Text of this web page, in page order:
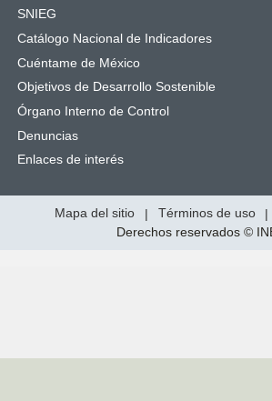
SNIEG
Catálogo Nacional de Indicadores
Cuéntame de México
Objetivos de Desarrollo Sostenible
Órgano Interno de Control
Denuncias
Enlaces de interés
Mapa del sitio | Términos de uso |
Derechos reservados ©